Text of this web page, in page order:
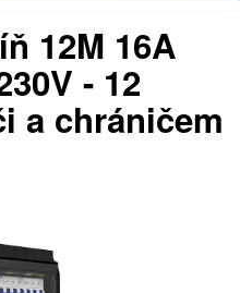
12M 16A
- 12
a chráničem